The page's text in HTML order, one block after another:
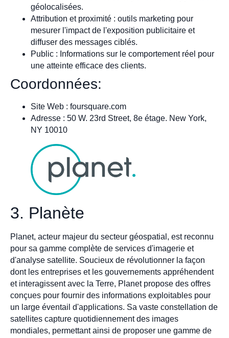
géolocalisées.
Attribution et proximité : outils marketing pour
mesurer l'impact de l'exposition publicitaire et
diffuser des messages ciblés.
Public : Informations sur le comportement réel pour
une atteinte efficace des clients.
Coordonnées:
Site Web : foursquare.com
Adresse : 50 W. 23rd Street, 8e étage. New York,
NY 10010
3. Planète
Planet, acteur majeur du secteur géospatial, est reconnu
pour sa gamme complète de services d'imagerie et
d'analyse satellite. Soucieux de révolutionner la façon
dont les entreprises et les gouvernements appréhendent
et interagissent avec la Terre, Planet propose des offres
conçues pour fournir des informations exploitables pour
un large éventail d'applications. Sa vaste constellation de
satellites capture quotidiennement des images
mondiales, permettant ainsi de proposer une gamme de